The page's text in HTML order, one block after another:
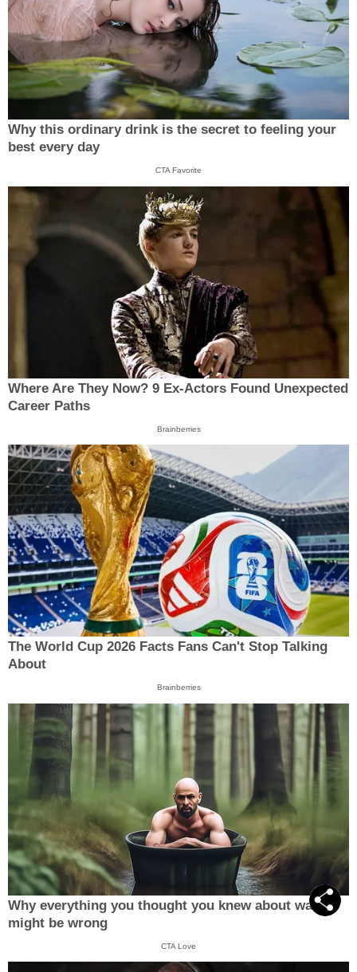
Why this ordinary drink is the secret to feeling your
best every day
CTA Favorite
Where Are They Now? 9 Ex-Actors Found Unexpected
Career Paths
Brainberries
The World Cup 2026 Facts Fans Can't Stop Talking
About
Brainberries
Why everything you thought you knew about water
might be wrong
CTA Love